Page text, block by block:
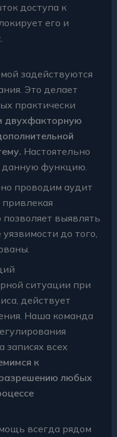
доступа к
его и
задействуются
Это делает
практически
двухфакторную
Настоятельно
данную функцию.
проводим аудит
выявлять
до того,
ситуации при
действует
Наша команда
записях всех
к
любых
всегда рядом